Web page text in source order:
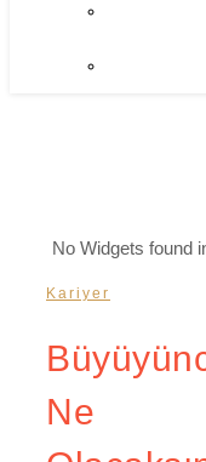
No Widgets found
Kariyer
Ne